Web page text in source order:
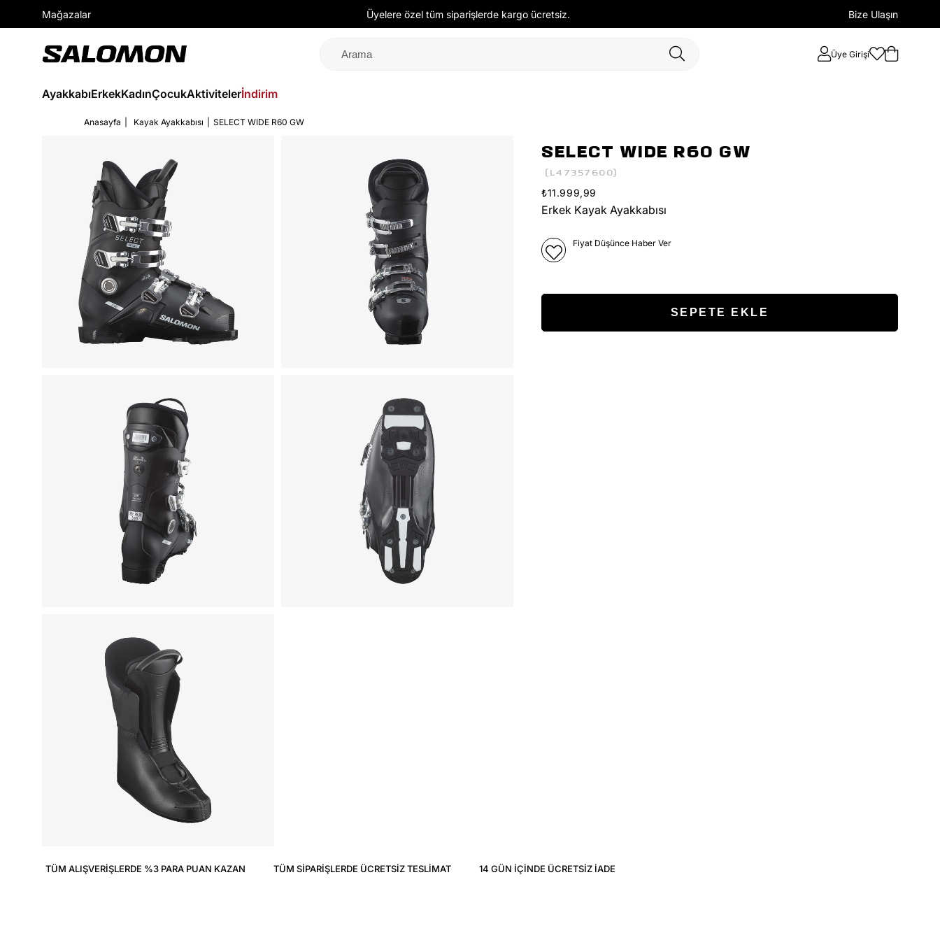
Mağazalar Üyelere özel tüm siparişlerde kargo ücretsiz. Bize Ulaşın
Üye Girişi
AyakkabıErkekKadınÇocukAktivitelerİndirim
Anasayfa Kayak Ayakkabısı SELECT WIDE R60 GW
SELECT WIDE R60 GW
(L47357600)
₺11.999,99
Erkek Kayak Ayakkabısı
Fiyat Düşünce Haber Ver
TÜM ALIŞVERIŞLERDE %3 PARA PUAN KAZAN TÜM SIPARIŞLERDE ÜCRETSIZ TESLIMAT 14 GÜN IÇINDE ÜCRETSIZ IADE